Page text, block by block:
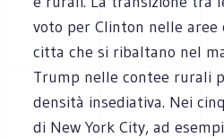
voto per Clinton nelle
citta che si ribaltano nel
Trump nelle contee rurali
densità insediativa. Nei
di New York City, ad